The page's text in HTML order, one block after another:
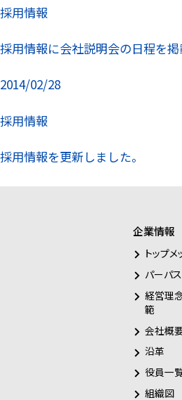
採用情報
採用情報に会社説明会の日程を掲
2014/02/28
採用情報
採用情報を更新しました。
企業情報
トップ
パーパス
経営理
範
会社概
沿革
役員一
組織図